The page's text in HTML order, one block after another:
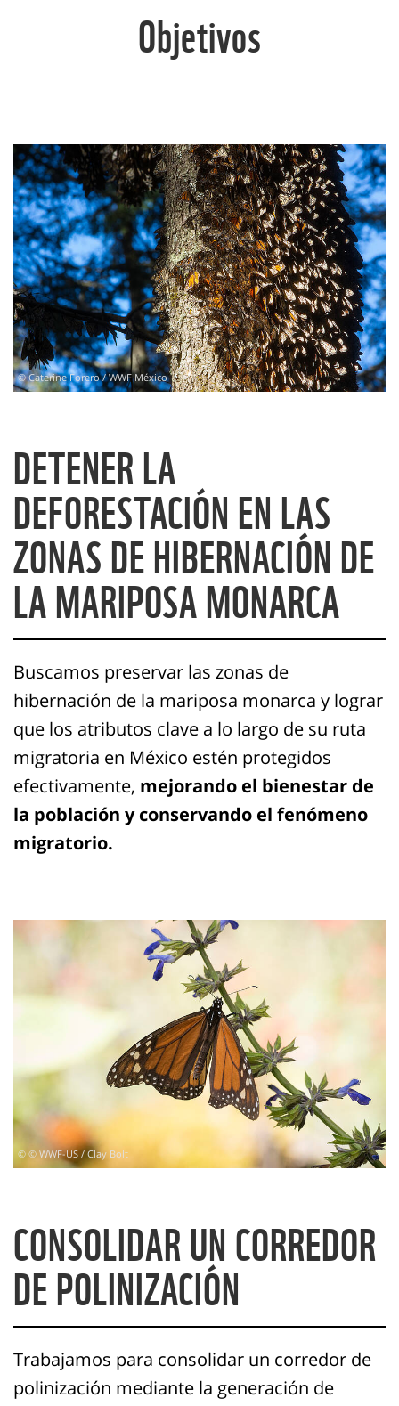
Objetivos
© Caterine Forero / WWF México
DETENER LA
DEFORESTACIÓN EN LAS
ZONAS DE HIBERNACIÓN DE
LA MARIPOSA MONARCA
Buscamos preservar las zonas de
hibernación de la mariposa monarca y lograr
que los atributos clave a lo largo de su ruta
migratoria en México estén protegidos
efectivamente, mejorando el bienestar de
la población y conservando el fenómeno
migratorio.
© © WWF-US / Clay Bolt
CONSOLIDAR UN CORREDOR
DE POLINIZACIÓN
Trabajamos para consolidar un corredor de
polinización mediante la generación de